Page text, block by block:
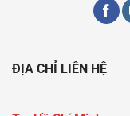
ĐỊA CHỈ LIÊN HỆ